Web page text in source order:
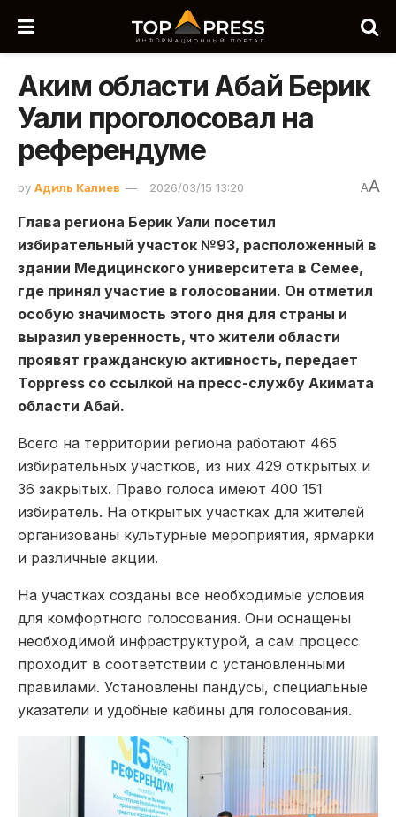
Аким области Абай Берик
Уали проголосовал на
референдуме
by Адиль Калиев 2026/03/15 13:20 AA
Глава региона Берик Уали посетил
избирательный участок №93, расположенный в
здании Медицинского университета в Семее,
где принял участие в голосовании. Он отметил
особую значимость этого дня для страны и
выразил уверенность, что жители области
проявят гражданскую активность, передает
Toppress со ссылкой на пресс-службу Акимата
области Абай.
Всего на территории региона работают 465
избирательных участков, из них 429 открытых и
36 закрытых. Право голоса имеют 400 151
избиратель. На открытых участках для жителей
организованы культурные мероприятия, ярмарки
и различные акции.
На участках созданы все необходимые условия
для комфортного голосования. Они оснащены
необходимой инфраструктурой, а сам процесс
проходит в соответствии с установленными
правилами. Установлены пандусы, специальные
указатели и удобные кабины для голосования.